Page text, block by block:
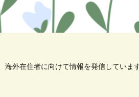
海外在住者に向けて情報を発信していま